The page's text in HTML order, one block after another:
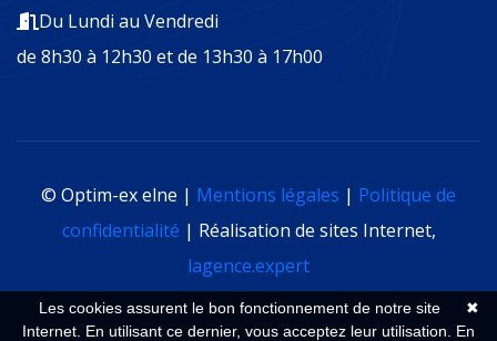
Du Lundi au Vendredi
de 8h30 à 12h30 et de 13h30 à 17h00
© Optim-ex elne | Mentions légales | Politique de
confidentialité | Réalisation de sites Internet,
lagence.expert
✖
Les cookies assurent le bon fonctionnement de notre site
Internet. En utilisant ce dernier, vous acceptez leur utilisation. En